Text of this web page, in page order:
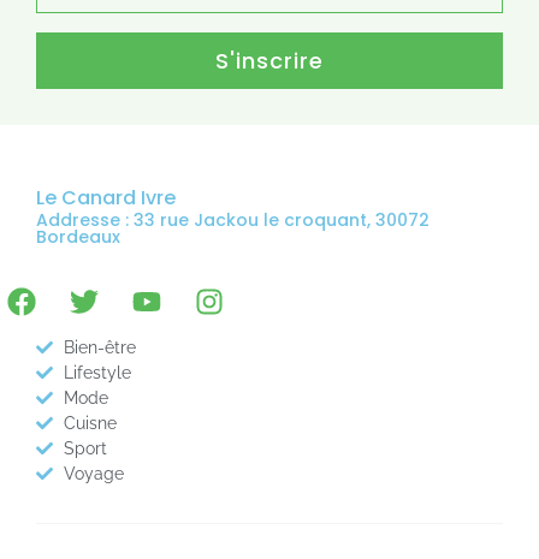
S'inscrire
Le Canard Ivre
Addresse : 33 rue Jackou le croquant, 30072
Bordeaux
Bien-être
Lifestyle
Mode
Cuisne
Sport
Voyage